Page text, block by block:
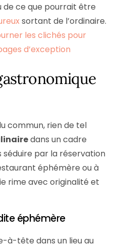
de ce que pourrait être
sortant de l’ordinaire.
les clichés pour
d’exception
commun, rien de tel
dans un cadre
séduire par la réservation
éphémère ou à
rime avec originalité et
éphémère
à-tête dans un lieu au